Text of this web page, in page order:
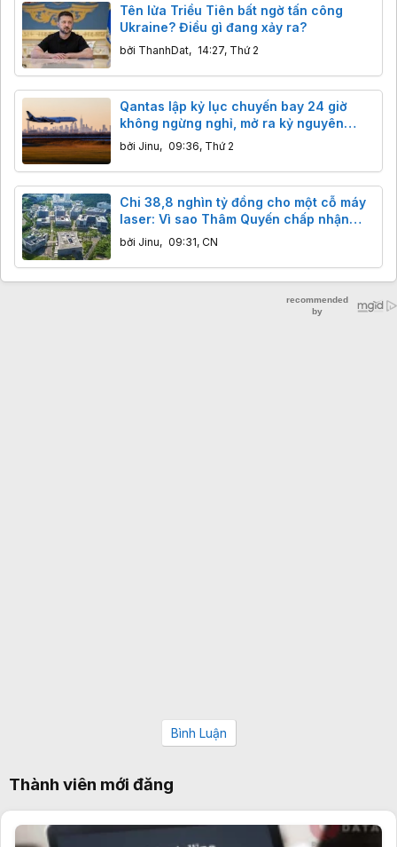
Tên lửa Triều Tiên bất ngờ tấn công
Ukraine? Điều gì đang xảy ra?
bởi ThanhDat, 14:27, Thứ 2
Qantas lập kỷ lục chuyến bay 24 giờ
không ngừng nghỉ, mở ra kỷ nguyên
hàng không siêu đường dài
bởi Jinu, 09:36, Thứ 2
Chi 38,8 nghìn tỷ đồng cho một cỗ máy
laser: Vì sao Thâm Quyến chấp nhận
"mài kiếm" cả trăm năm
bởi Jinu, 09:31, CN
Bình Luận
Thành viên mới đăng